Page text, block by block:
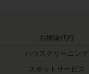
お掃除代行
ハウスクリーニング
スポットサービス